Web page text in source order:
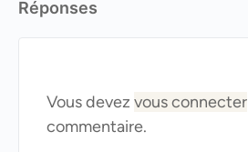
Réponses
Vous devez vous connecter
commentaire.